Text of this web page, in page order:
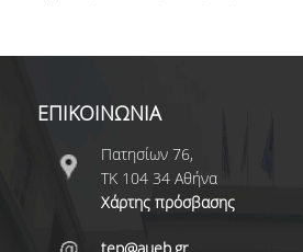
ΜΑΘΗΜΑΤΑ ΖΩΗΣ ΣΤΟ
ΚΕΦΑΛΑΙΟ ΤΟΥ ΟΠΑ
ΕΠΙΚΟΙΝΩΝΙΑ
Πατησίων 76,
ΤΚ 104 34 Αθήνα
Χάρτης πρόσβασης